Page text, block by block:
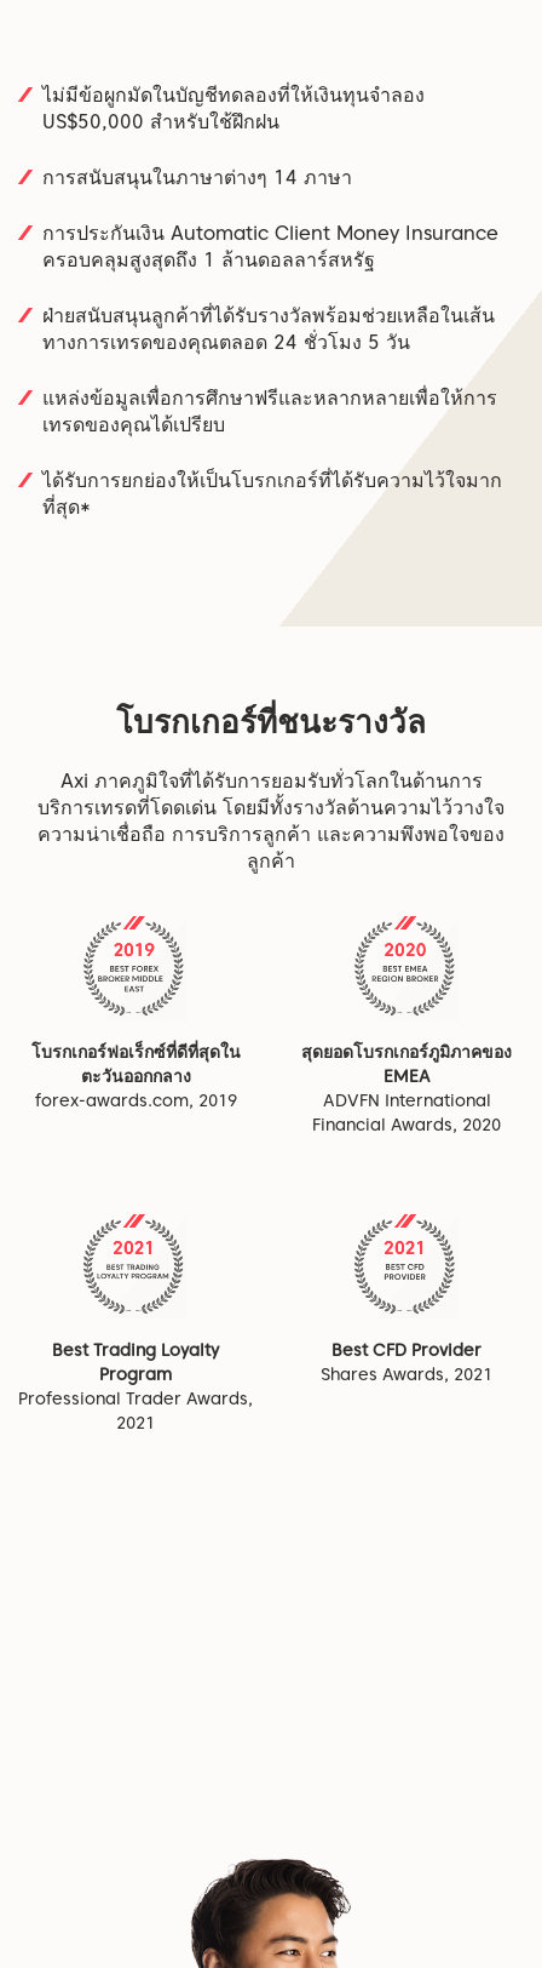
ไม่มีข้อผูกมัดในบัญชีทดลองที่ให้เงินทุนจำลอง
US$50,000 สำหรับใช้ฝึกฝน
การสนับสนุนในภาษาต่างๆ 14 ภาษา
การประกันเงิน Automatic Client Money Insurance
ครอบคลุมสูงสุดถึง 1 ล้านดอลลาร์สหรัฐ
ฝ่ายสนับสนุนลูกค้าที่ได้รับรางวัลพร้อมช่วยเหลือในเส้น
ทางการเทรดของคุณตลอด 24 ชั่วโมง 5 วัน
แหล่งข้อมูลเพื่อการศึกษาฟรีและหลากหลายเพื่อให้การ
เทรดของคุณได้เปรียบ
ได้รับการยกย่องให้เป็นโบรกเกอร์ที่ได้รับความไว้ใจมาก
ที่สุด*
โบรกเกอร์ที่ชนะรางวัล
Axi ภาคภูมิใจที่ได้รับการยอมรับทั่วโลกในด้านการ
บริการเทรดที่โดดเด่น โดยมีทั้งรางวัลด้านความไว้วางใจ
ความน่าเชื่อถือ การบริการลูกค้า และความพึงพอใจของ
ลูกค้า
โบรกเกอร์ฟอเร็กซ์ที่ดีที่สุดใน
ตะวันออกกลาง
forex-awards.com, 2019
สุดยอดโบรกเกอร์ภูมิภาคของ
EMEA
ADVFN International
Financial Awards, 2020
Best Trading Loyalty
Program
Professional Trader Awards,
2021
Best CFD Provider
Shares Awards, 2021